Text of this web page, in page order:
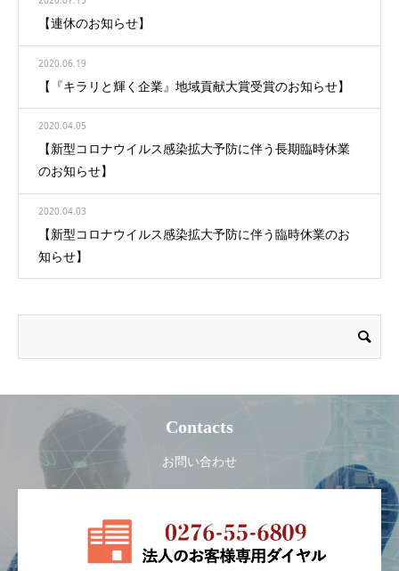
【連休のお知らせ】
2020.06.19
【『キラリと輝く企業』地域貢献大賞受賞のお知らせ】
2020.04.05
【新型コロナウイルス感染拡大予防に伴う長期臨時休業
のお知らせ】
2020.04.03
【新型コロナウイルス感染拡大予防に伴う臨時休業のお
知らせ】
Contacts
お問い合わせ